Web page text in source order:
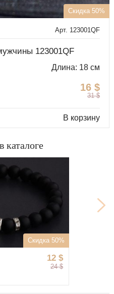
Скидка 50%
Арт. 123001QF
123001QF
Длина: 18 см
16 $
31 $
В корзину
каталоге
Скидка 50%
12